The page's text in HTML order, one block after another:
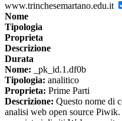
www.trinchesemartano.edu.it
Nome
Tipologia
Proprieta
Descrizione
Durata
Nome: _pk_id.1.df0b
Tipologia: analitico
Proprieta: Prime Parti
Descrizione: Questo nome di
analisi web open source